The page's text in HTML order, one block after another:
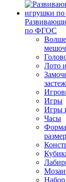
по ФГОС
Лото
Игры
Игры
Часы
размер
Набор